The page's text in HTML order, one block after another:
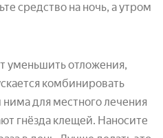
средство на ночь, а утром
уменьшить отложения,
комбинировать
для местного лечения
гнёзда клещей. Наносите